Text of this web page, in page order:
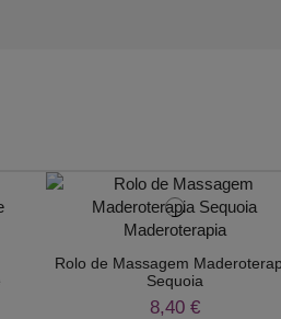
Rolo de Massagem
Sequoia
8,40 €